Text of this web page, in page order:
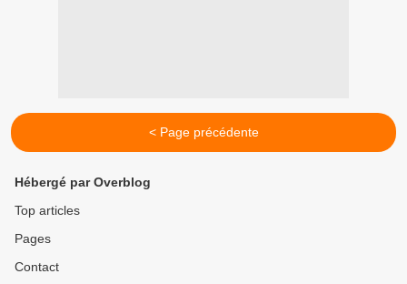
< Page précédente
Hébergé par Overblog
Top articles
Pages
Contact